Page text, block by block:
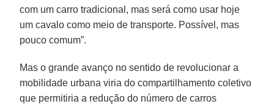
com um carro tradicional, mas será como usar hoje
um cavalo como meio de transporte. Possível, mas
pouco comum”.
Mas o grande avanço no sentido de revolucionar a
mobilidade urbana viria do compartilhamento coletivo
que permitiria a redução do número de carros